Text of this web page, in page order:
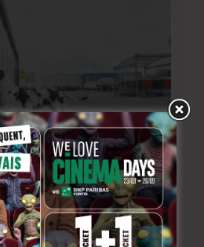
belge!